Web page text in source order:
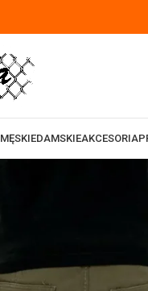
MĘSKIEDAMSKIEAKCESORIA